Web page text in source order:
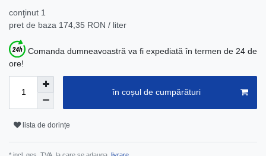
conţinut 1
pret de baza 174,35 RON / liter
Comanda dumneavoastră va fi expediată în termen de 24 de
ore!
în coșul de cumpărături
lista de dorințe